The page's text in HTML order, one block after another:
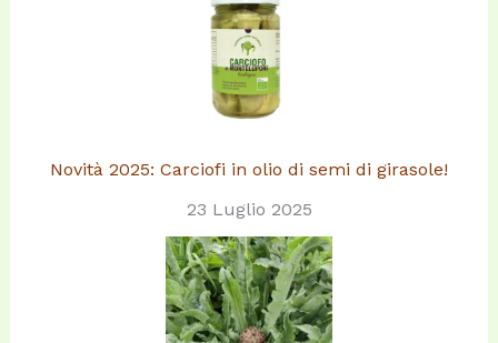
Novità 2025: Carciofi in olio di semi di girasole!
23 Luglio 2025